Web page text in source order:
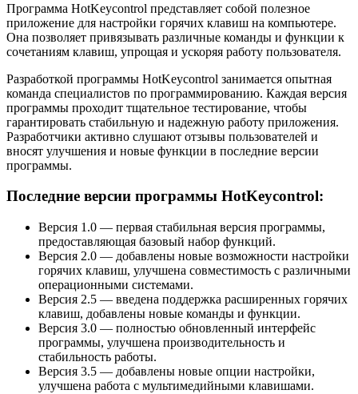
Программа HotKeycontrol представляет собой полезное
приложение для настройки горячих клавиш на компьютере.
Она позволяет привязывать различные команды и функции к
сочетаниям клавиш, упрощая и ускоряя работу пользователя.
Разработкой программы HotKeycontrol занимается опытная
команда специалистов по программированию. Каждая версия
программы проходит тщательное тестирование, чтобы
гарантировать стабильную и надежную работу приложения.
Разработчики активно слушают отзывы пользователей и
вносят улучшения и новые функции в последние версии
программы.
Последние версии программы HotKeycontrol:
Версия 1.0 — первая стабильная версия программы,
предоставляющая базовый набор функций.
Версия 2.0 — добавлены новые возможности настройки
горячих клавиш, улучшена совместимость с различными
операционными системами.
Версия 2.5 — введена поддержка расширенных горячих
клавиш, добавлены новые команды и функции.
Версия 3.0 — полностью обновленный интерфейс
программы, улучшена производительность и
стабильность работы.
Версия 3.5 — добавлены новые опции настройки,
улучшена работа с мультимедийными клавишами.